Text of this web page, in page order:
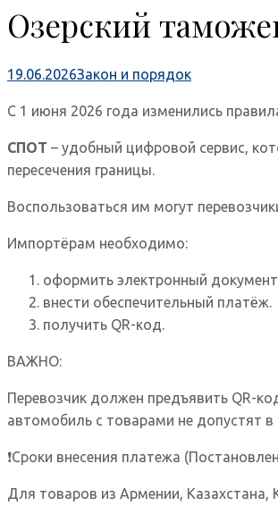
Озерский
19.06.2026Закон и порядок
С 1 июня 2026 года изменились
СПОТ – удобный цифровой сервис,
пересечения границы.
Воспользоваться им могут
Импортёрам необходимо:
оформить электронный
внести обеспечительный платёж.
получить QR-код.
ВАЖНО:
Перевозчик должен предъявить QR-
автомобиль с товарами не допустят
❗Сроки внесения платежа
Для товаров из Армении, Казахстана,